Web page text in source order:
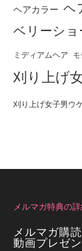
ヘアカラー ヘ
ベリーショ
ミディアムヘア モ
刈り上げ
刈り上げ女子男ウ
メルマガ特典の
メルマガ購
動画プレゼン